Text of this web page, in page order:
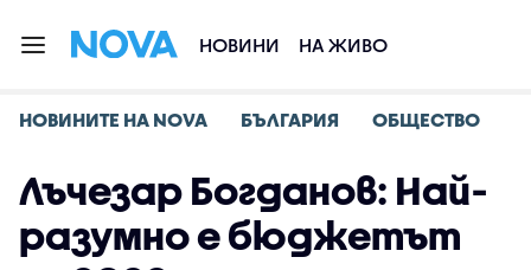
НОВИНИ НА ЖИВО
НОВИНИТЕ НА NOVA БЪЛГАРИЯ ОБЩЕСТВО
Лъчезар Богданов: Най-
разумно е бюджетът